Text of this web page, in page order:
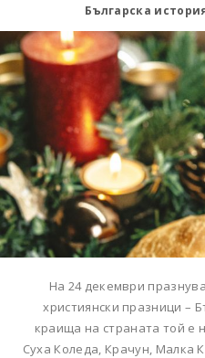
Българска
На 24 декември
християнски празници –
краища на страната той е
Суха Коледа, Крачун, Малка